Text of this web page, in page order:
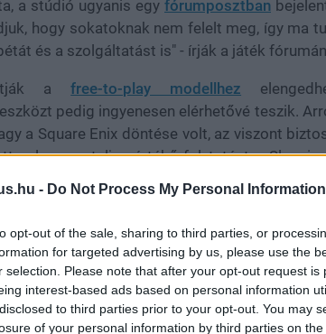
- Do Not Process My Personal Information
opt-out of the sale, sharing to third parties, or
for targeted advertising by us, please use the
selection. Please note that after your opt-out request is
interest-based ads based on personal information
to third parties prior to your opt-out. You may
of your personal information by third parties on the
a stúdió ugyanis egy fórumposztban
hogy sokatoknak nem felelt meg, így ma
és a szolgáltatást is" - írják a játék
afree-to-play modellhez
pedig ingyenesen elérhetővé teszik.
a Square Enix döntése volt, az viszont
volna egy teljes értékű folytatást a